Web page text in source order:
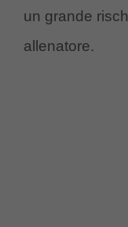
un grande
allenatore.